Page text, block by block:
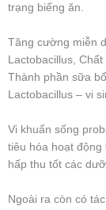
trạng biếng ăn.
Tăng cường miễn
Lactobacillus, Chất
Thành phần sữa
Lactobacillus – vi
Vi khuẩn sống
tiêu hóa hoạt
hấp thu tốt các
Ngoài ra còn có